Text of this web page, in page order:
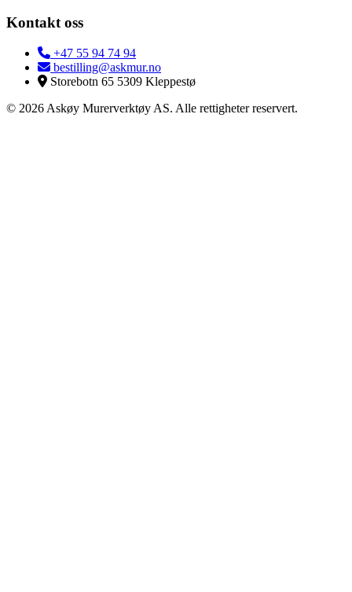
Kontakt oss
+47 55 94 74 94
bestilling@askmur.no
Storebotn 65 5309 Kleppestø
© 2026 Askøy Murerverktøy AS. Alle rettigheter reservert.